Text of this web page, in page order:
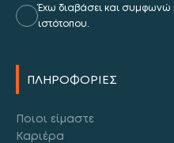
Έχω διαβάσει και συμφωνώ
ιστότοπου.
Alternative:
ΠΛΗΡΟΦΟΡΙΕΣ
Ποιοι είμαστε
Καριέρα